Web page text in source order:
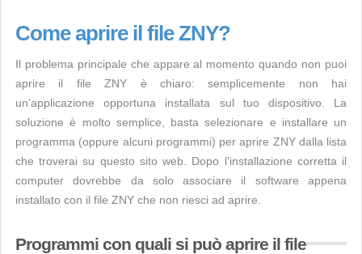
Come aprire il file ZNY?
Il problema principale che appare al momento quando non puoi
aprire il file ZNY è chiaro: semplicemente non hai
un’applicazione opportuna installata sul tuo dispositivo. La
soluzione è molto semplice, basta selezionare e installare un
programma (oppure alcuni programmi) per aprire ZNY dalla lista
che troverai su questo sito web. Dopo l’installazione corretta il
computer dovrebbe da solo associare il software appena
installato con il file ZNY che non riesci ad aprire.
Programmi con quali si può aprire il file